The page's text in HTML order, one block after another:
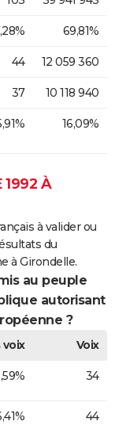
69,81%
44 12 059 360
37 10 118 940
16,09%
1992 À
à valider ou
du
à Girondelle.
au peuple
autorisant
?
voix
Voix
34
44